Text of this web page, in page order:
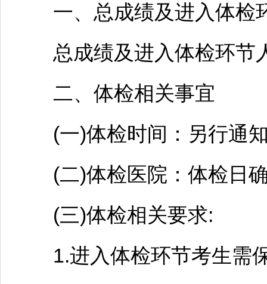
一、总成绩及进入体检
总成绩及进入体检环节
二、体检相关事宜
(一)体检时间：另行通
(二)体检医院：体检日
(三)体检相关要求:
1.进入体检环节考生需保